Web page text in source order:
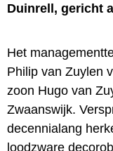
Duinrell, gericht
Het
Philip van Zuylen
zoon Hugo van
Zwaanswijk.
decennialang
loodzware